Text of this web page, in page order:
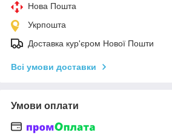
Нова Пошта
Укрпошта
Доставка кур'єром Нової Пошти
Всі умови доставки
Умови оплати